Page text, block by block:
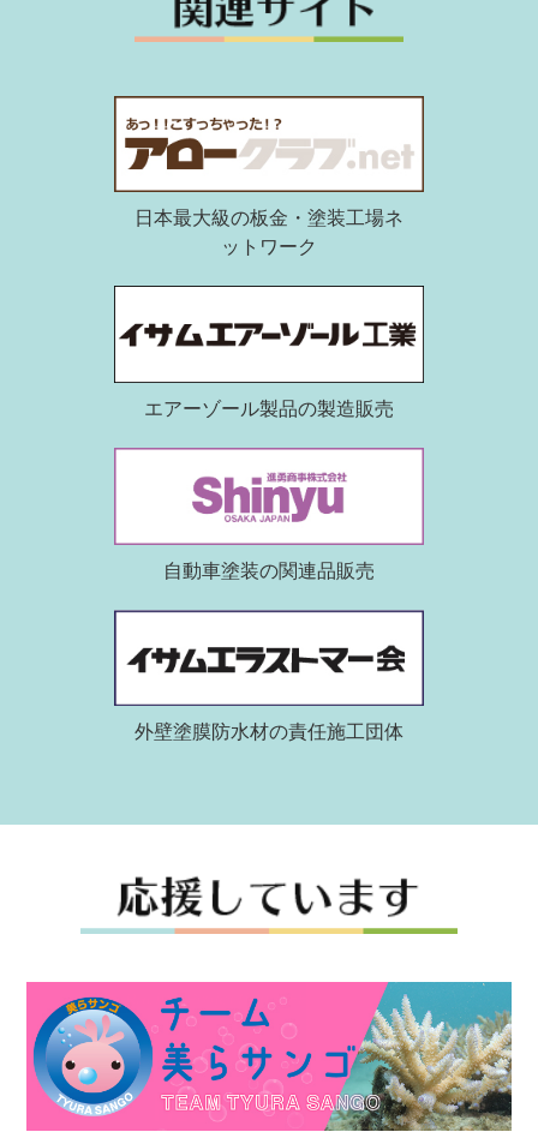
日本最大級の板金・塗装工場ネ
ットワーク
エアーゾール製品の製造販売
自動車塗装の関連品販売
外壁塗膜防水材の責任施工団体